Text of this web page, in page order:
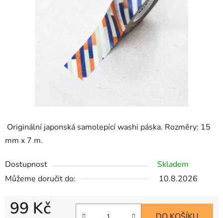
Originální japonská samolepící washi páska. Rozměry: 15
mm x 7 m.
Dostupnost
Skladem
Můžeme doručit do:
10.8.2026
99 Kč